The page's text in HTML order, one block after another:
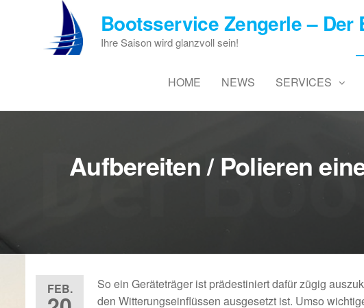
Bootsservice Zengerle – Der
Ihre Saison wird glanzvoll sein!
HOME NEWS SERVICES
Aufbereiten / Polieren
FEB.
So ein Geräteträger ist prädestiniert dafür zügig
den Witterungseinflüssen ausgesetzt ist. Umso